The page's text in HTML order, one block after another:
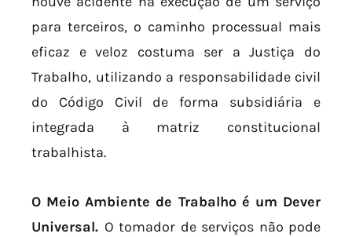
para terceiros, o caminho processual mais
eficaz e veloz costuma ser a Justiça do
Trabalho, utilizando a responsabilidade civil
do Código Civil de forma subsidiária e
integrada à matriz constitucional
trabalhista.
O Meio Ambiente de Trabalho é um Dever
Universal. O tomador de serviços não pode